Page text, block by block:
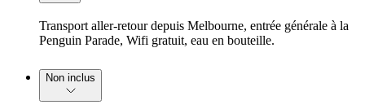
Transport aller-retour depuis Melbourne, entrée générale à la
Penguin Parade, Wifi gratuit, eau en bouteille.
Non inclus